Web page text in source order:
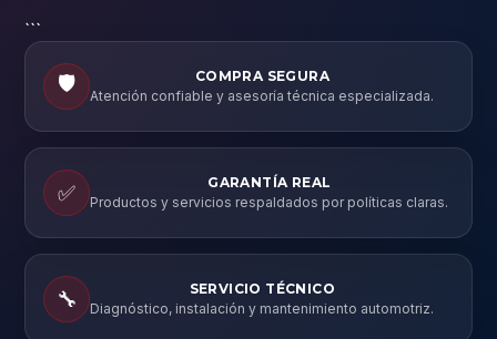
```
🛡️
COMPRA SEGURA
Atención confiable y asesoría técnica especializada.
✅
GARANTÍA REAL
Productos y servicios respaldados por políticas claras.
🔧
SERVICIO TÉCNICO
Diagnóstico, instalación y mantenimiento automotriz.